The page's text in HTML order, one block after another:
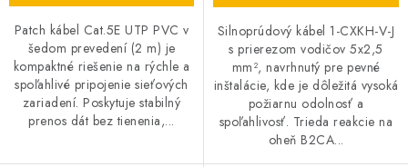
Patch kábel Cat.5E UTP PVC v
šedom prevedení (2 m) je
kompaktné riešenie na rýchle a
spoľahlivé pripojenie sieťových
zariadení. Poskytuje stabilný
prenos dát bez tienenia,...
Silnoprúdový kábel 1-CXKH-V-J
s prierezom vodičov 5x2,5
mm², navrhnutý pre pevné
inštalácie, kde je dôležitá vysoká
požiarnu odolnosť a
spoľahlivosť. Trieda reakcie na
oheň B2CA...